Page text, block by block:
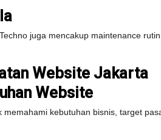
juga mencakup maintenance
Website Jakarta
Website
kebutuhan bisnis, target